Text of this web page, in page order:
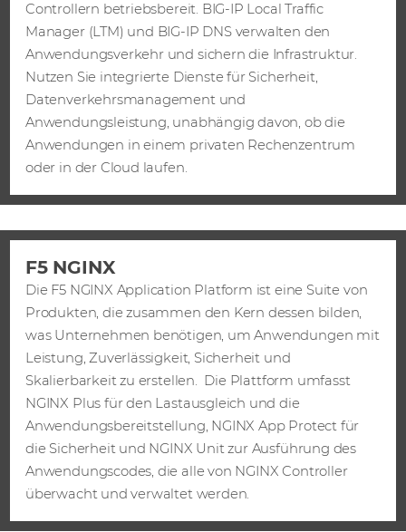
Controllern betriebsbereit. BIG-IP Local Traffic
Manager (LTM) und BIG-IP DNS verwalten den
Anwendungsverkehr und sichern die Infrastruktur.
Nutzen Sie integrierte Dienste für Sicherheit,
Datenverkehrsmanagement und
Anwendungsleistung, unabhängig davon, ob die
Anwendungen in einem privaten Rechenzentrum
oder in der Cloud laufen.
F5 NGINX
Die F5 NGINX Application Platform ist eine Suite von
Produkten, die zusammen den Kern dessen bilden,
was Unternehmen benötigen, um Anwendungen mit
Leistung, Zuverlässigkeit, Sicherheit und
Skalierbarkeit zu erstellen. Die Plattform umfasst
NGINX Plus für den Lastausgleich und die
Anwendungsbereitstellung, NGINX App Protect für
die Sicherheit und NGINX Unit zur Ausführung des
Anwendungscodes, die alle von NGINX Controller
überwacht und verwaltet werden.